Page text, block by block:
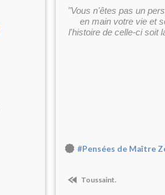
"Vous n'êtes pas un
en main votre vie et
l'histoire de celle-ci soit
#Pensées de Maître
Toussaint.